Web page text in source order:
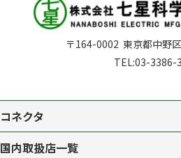
〒164-0002 東京都中野
TEL:03-3386-
コネクタ
国内取扱店一覧